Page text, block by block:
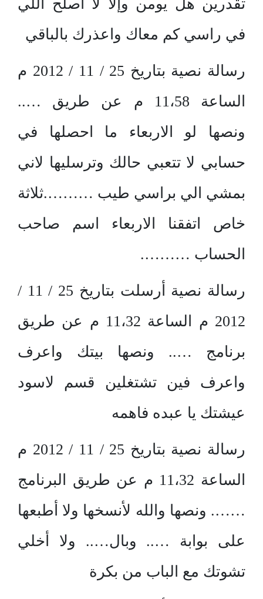
تقدرين هل يومن وإلا لا اصلح اللي
في راسي كم معاك واعذرك بالباقي
رسالة نصية بتاريخ 25 / 11 / 2012 م
الساعة 11،58 م عن طريق …..
ونصها لو الاربعاء ما احصلها في
حسابي لا تتعبي حالك وترسليها لاني
بمشي الي براسي طيب ……….ثلاثة
خاص اتفقنا الاربعاء اسم صاحب
الحساب ……….
رسالة نصية أرسلت بتاريخ 25 / 11 /
2012 م الساعة 11،32 م عن طريق
برنامج ….. ونصها بيتك واعرف
واعرف فين تشتغلين قسم لاسود
عيشتك يا عبده فاهمه
رسالة نصية بتاريخ 25 / 11 / 2012 م
الساعة 11،32 م عن طريق البرنامج
……. ونصها والله لأنسخها ولا أطبعها
على بوابة ….. وبال….. ولا أخلي
تشوتك مع الباب من بكرة